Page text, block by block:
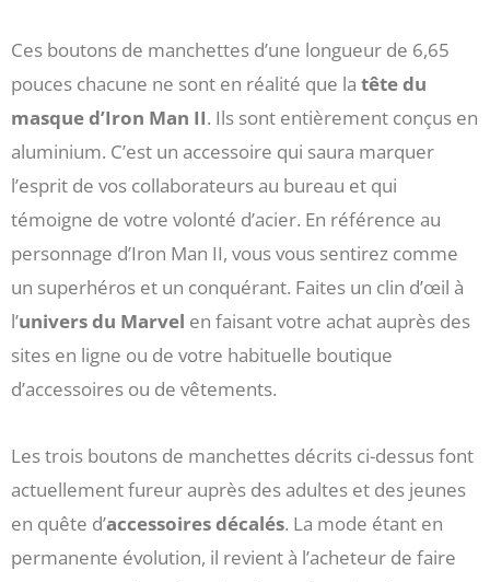
Ces boutons de manchettes d’une longueur de 6,65
pouces chacune ne sont en réalité que la tête du
masque d’Iron Man II. Ils sont entièrement conçus en
aluminium. C’est un accessoire qui saura marquer
l’esprit de vos collaborateurs au bureau et qui
témoigne de votre volonté d’acier. En référence au
personnage d’Iron Man II, vous vous sentirez comme
un superhéros et un conquérant. Faites un clin d’œil à
l’univers du Marvel en faisant votre achat auprès des
sites en ligne ou de votre habituelle boutique
d’accessoires ou de vêtements.
Les trois boutons de manchettes décrits ci-dessus font
actuellement fureur auprès des adultes et des jeunes
en quête d’accessoires décalés. La mode étant en
permanente évolution, il revient à l’acheteur de faire